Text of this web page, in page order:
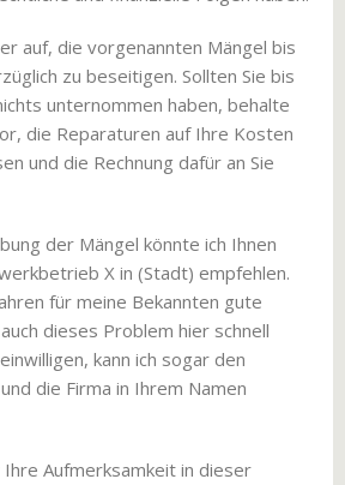
auf, die vorgenannten Mängel bis
zu beseitigen. Sollten Sie bis
unternommen haben, behalte
die Reparaturen auf Ihre Kosten
und die Rechnung dafür an Sie
der Mängel könnte ich Ihnen
X in (Stadt) empfehlen.
für meine Bekannten gute
dieses Problem hier schnell
kann ich sogar den
die Firma in Ihrem Namen
Ihre Aufmerksamkeit in dieser